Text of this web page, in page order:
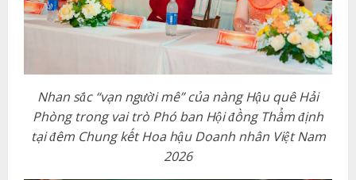
Nhan sắc “vạn người mê” của nàng Hậu quê Hải
Phòng trong vai trò Phó ban Hội đồng Thẩm định
tại đêm Chung kết Hoa hậu Doanh nhân Việt Nam
2026